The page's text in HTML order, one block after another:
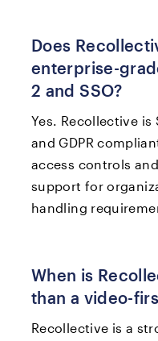
Does
enterprise-
2 and SSO?
Yes. Recollective is
and GDPR
access controls
support for
handling
When is
than a video-
Recollective is a